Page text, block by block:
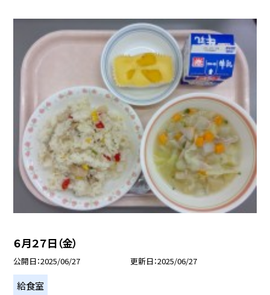
６月２７日（金）
公開日 2025/06/27 更新日 2025/06/27
給食室